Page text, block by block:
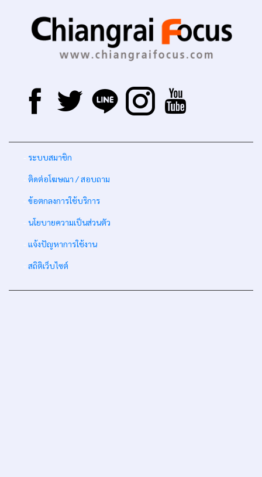
ระบบสมาชิก
ติดต่อโฆษณา / สอบถาม
ข้อตกลงการใช้บริการ
นโยบายความเป็นส่วนตัว
แจ้งปัญหาการใช้งาน
สถิติเว็บไซต์